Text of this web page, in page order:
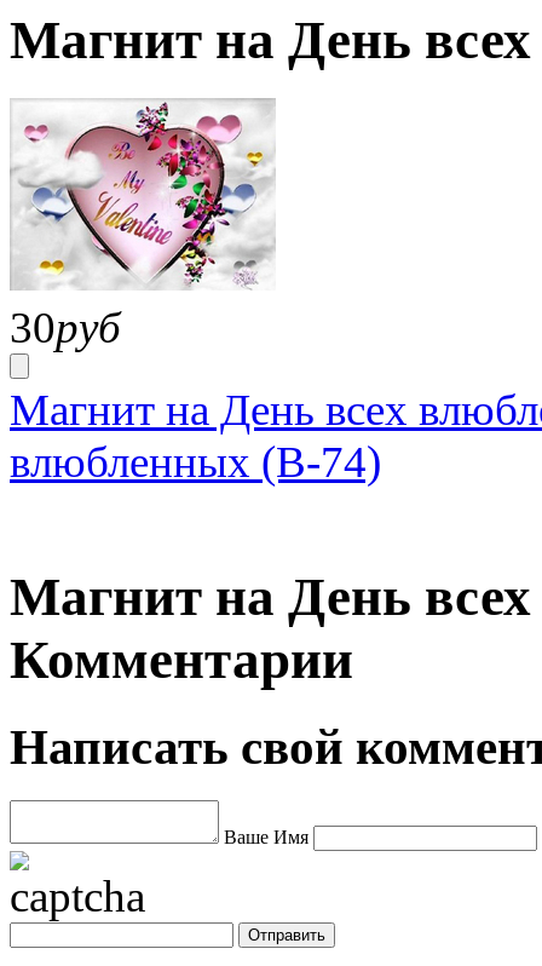
Магнит на День
30руб
Магнит на День всех
влюбленных (В-74)
Магнит на День
Комментарии
Написать свой
Ваше Имя